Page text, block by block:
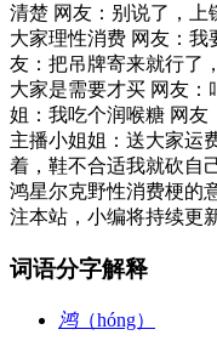
清楚 网友：别说了，上
大家理性消费 网友：我
友：把吊牌寄来就行了
大家是需要才买 网友：
姐：我吃个润喉糖 网友
主播小姐姐：送大家运
着，鞋不合适我就砍自
鸿星尔克野性消费梗的
注本站，小编将持续更
词语分字解释
鸿（hóng）